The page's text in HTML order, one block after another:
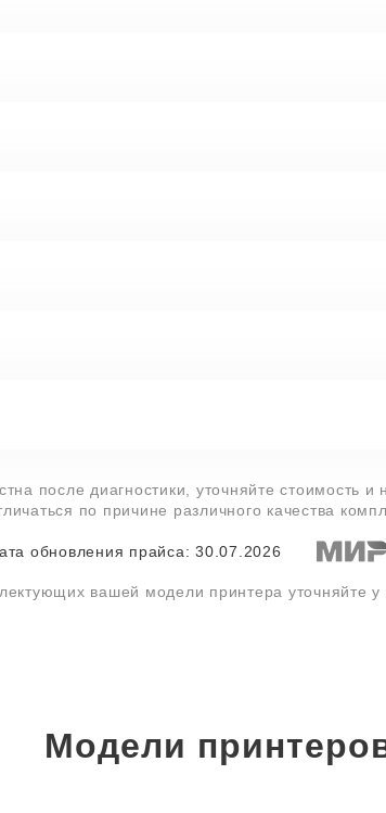
после диагностики, уточняйте стоимость и
по причине различного качества
обновления прайса: 30.07.2026
вашей модели принтера уточняйте
Модели